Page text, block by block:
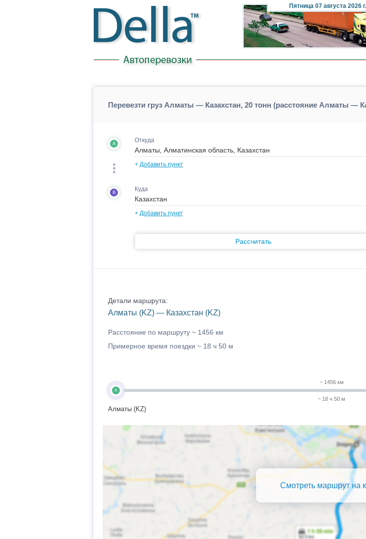
Пятница07 августа 2026 г.
Перевезти груз Алматы — Казахстан, 20 тонн (расстояние Алматы —
A Откуда
+ Добавить пункт
B Куда
+ Добавить пункт
Рассчитать
Детали маршрута:
Алматы (KZ) — Казахстан (KZ)
Расстояние по маршруту ~ 1456 км
Примерное время поездки ~ 18 ч 50 м
A
Алматы (KZ)
~ 1456 км
~ 18 ч 50 м
Смотреть маршрут на